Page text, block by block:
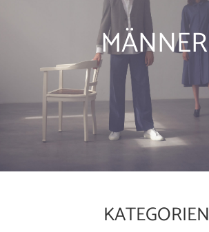
MÄNNER
KATEGORIEN